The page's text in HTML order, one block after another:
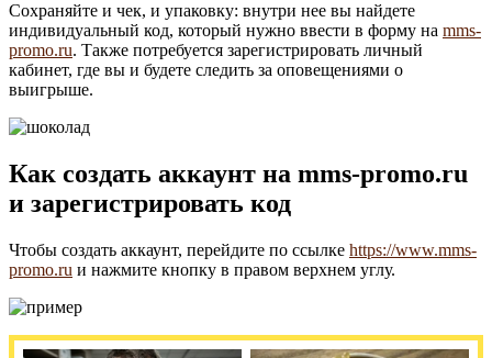
Сохраняйте и чек, и упаковку: внутри нее вы найдете
индивидуальный код, который нужно ввести в форму на mms-
promo.ru. Также потребуется зарегистрировать личный
кабинет, где вы и будете следить за оповещениями о
выигрыше.
Как создать аккаунт на mms-promo.ru
и зарегистрировать код
Чтобы создать аккаунт, перейдите по ссылке https://www.mms-
promo.ru и нажмите кнопку в правом верхнем углу.